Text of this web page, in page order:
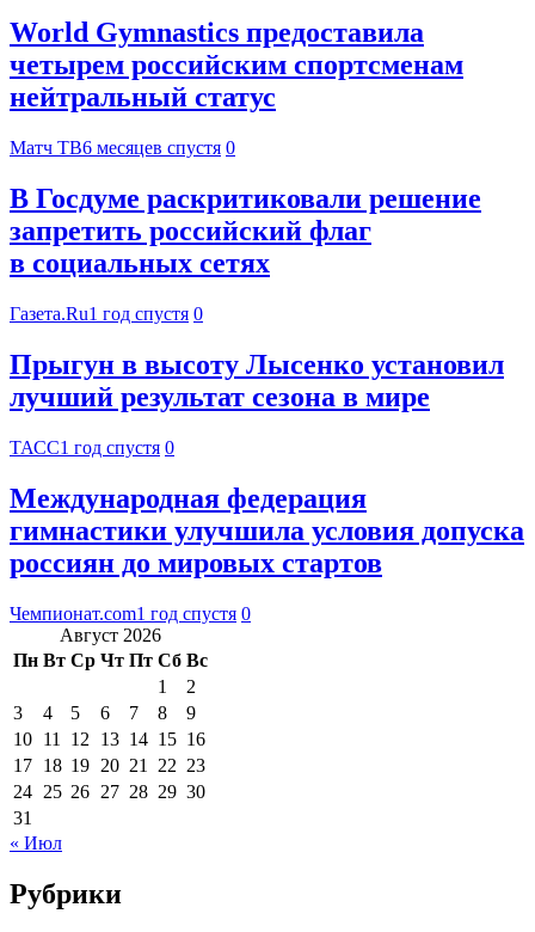
World Gymnastics предоставила
четырем российским спортсменам
нейтральный статус
Матч ТВ6 месяцев спустя 0
В Госдуме раскритиковали решение
запретить российский флаг
в социальных сетях
Газета.Ru1 год спустя 0
Прыгун в высоту Лысенко установил
лучший результат сезона в мире
ТАСС1 год спустя 0
Международная федерация
гимнастики улучшила условия допуска
россиян до мировых стартов
Чемпионат.com1 год спустя 0
Август 2026
Пн Вт Ср Чт Пт Сб Вс
1
2
3
4 5 6 7 8
9
10 11 12 13 14 15 16
17 18 19 20 21 22 23
24 25 26 27 28 29 30
31
« Июл
Рубрики